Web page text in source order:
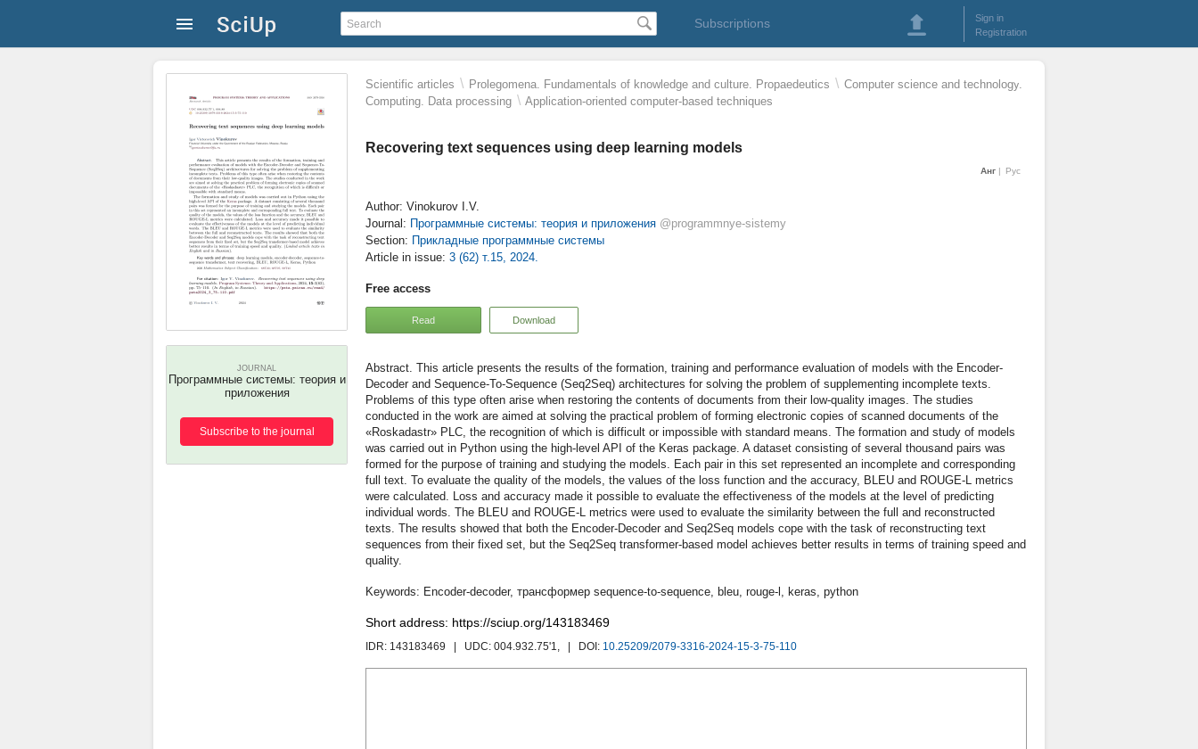
Subscriptions
Sign in
Registration
Scientific articles \ Prolegomena. Fundamentals of knowledge and culture. Propaedeutics \ Computer science and technology.
Computing. Data processing \ Application-oriented computer-based techniques
Recovering text sequences using deep learning models
Анг Рус
JOURNAL
Программные системы: теория и
приложения
Subscribe to the journal
Author: Vinokurov I.V.
Journal: Программные системы: теория и приложения @programmnye-sistemy
Section: Прикладные программные системы
Article in issue: 3 (62) т.15, 2024.
Free access
Read Download
This article presents the results of the formation, training and performance evaluation of models with the Encoder-
Decoder and Sequence-To-Sequence (Seq2Seq) architectures for solving the problem of supplementing incomplete texts.
Problems of this type often arise when restoring the contents of documents from their low-quality images. The studies
conducted in the work are aimed at solving the practical problem of forming electronic copies of scanned documents of the
«Roskadastr» PLC, the recognition of which is difficult or impossible with standard means. The formation and study of models
was carried out in Python using the high-level API of the Keras package. A dataset consisting of several thousand pairs was
formed for the purpose of training and studying the models. Each pair in this set represented an incomplete and corresponding
full text. To evaluate the quality of the models, the values of the loss function and the accuracy, BLEU and ROUGE-L metrics
were calculated. Loss and accuracy made it possible to evaluate the effectiveness of the models at the level of predicting
individual words. The BLEU and ROUGE-L metrics were used to evaluate the similarity between the full and reconstructed
texts. The results showed that both the Encoder-Decoder and Seq2Seq models cope with the task of reconstructing text
sequences from their fixed set, but the Seq2Seq transformer-based model achieves better results in terms of training speed and
quality.
Encoder-decoder, трансформер sequence-to-sequence, bleu, rouge-l , keras, python
Short address: https://sciup.org/143183469
IDR: 143183469 | UDC: 004.932.75'1, | DOI: 10.25209/2079-3316-2024-15-3-75-110